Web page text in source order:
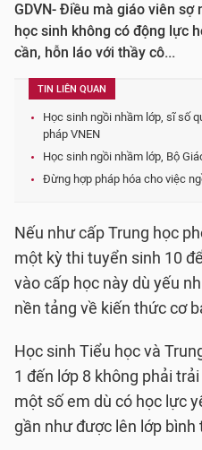
GDVN- Điều mà giáo viên sợ
học sinh không có động lực
cần, hỗn láo với thầy cô...
TIN LIÊN QUAN
Học sinh ngồi nhầm lớp, sĩ số
pháp VNEN
Học sinh ngồi nhầm lớp, Bộ
Đừng hợp pháp hóa cho việc
Nếu như cấp Trung học
một kỳ thi tuyển sinh 10
vào cấp học này dù yếu
nền tảng về kiến thức cơ
Học sinh Tiểu học và
1 đến lớp 8 không phải
một số em dù có học lực
gần như được lên lớp bình